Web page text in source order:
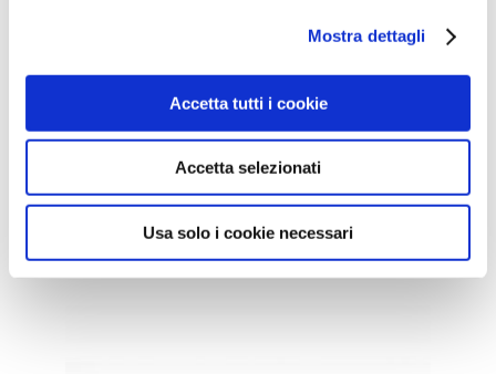
Mostra dettagli
Accetta tutti i cookie
Accetta selezionati
Usa solo i cookie necessari
CONTEMPORANEO /
Corinna